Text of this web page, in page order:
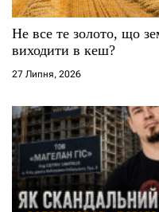
Не все те золото, що
виходити в кеш?
27 Липня, 2026